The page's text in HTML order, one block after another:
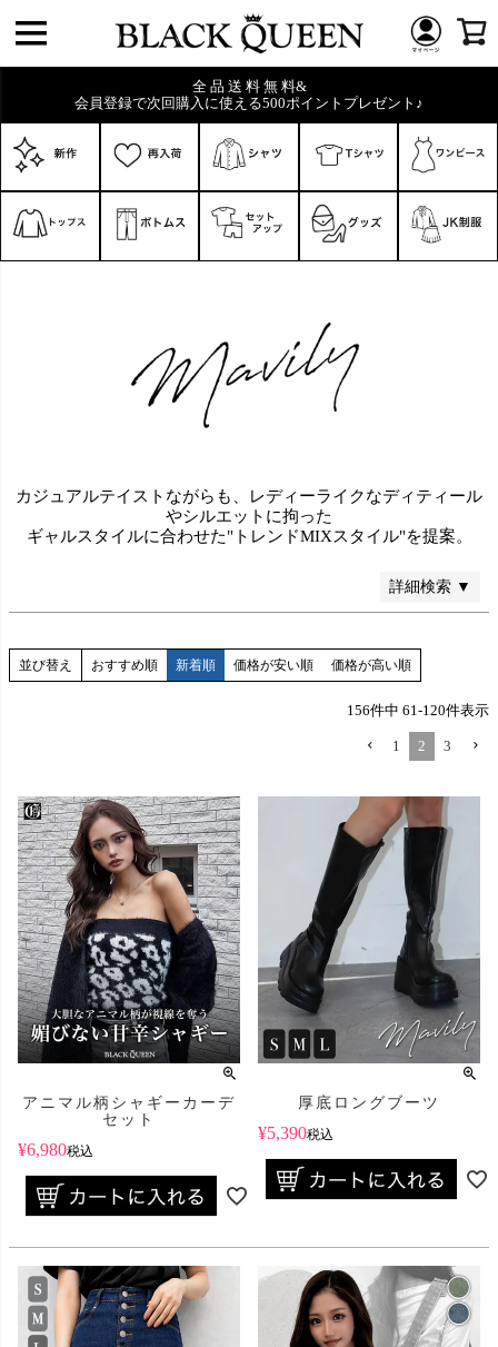
全 品 送 料 無 料&
会員登録で次回購入に使える500ポイントプレゼント♪
カジュアルテイストながらも、レディーライクなディティール
やシルエットに拘った
ギャルスタイルに合わせた"トレンドMIXスタイル"を提案。
詳細検索 ▼
キーワード
在庫なし商品
在庫なし商品を表示しない
検索
並び替え おすすめ順 新着順 価格が安い順 価格が高い順
156件中 61 -120件表示
1 2 3
アニマル柄シャギーカーデ
セット
¥6,980税込
厚底ロングブーツ
¥5,390税込